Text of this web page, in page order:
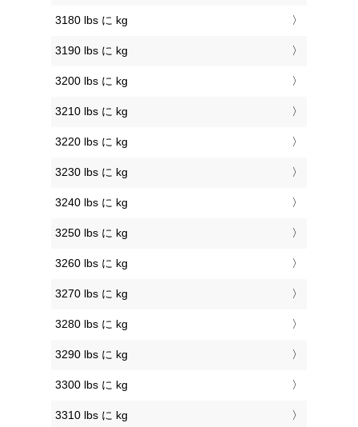
3180 lbs に kg
3190 lbs に kg
3200 lbs に kg
3210 lbs に kg
3220 lbs に kg
3230 lbs に kg
3240 lbs に kg
3250 lbs に kg
3260 lbs に kg
3270 lbs に kg
3280 lbs に kg
3290 lbs に kg
3300 lbs に kg
3310 lbs に kg